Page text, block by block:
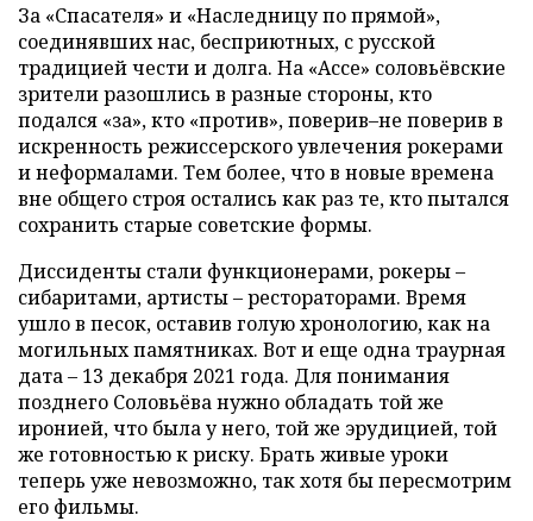
За «Спасателя» и «Наследницу по прямой»,
соединявших нас, бесприютных, с русской
традицией чести и долга. На «Ассе» соловьёвские
зрители разошлись в разные стороны, кто
подался «за», кто «против», поверив–не поверив в
искренность режиссерского увлечения рокерами
и неформалами. Тем более, что в новые времена
вне общего строя остались как раз те, кто пытался
сохранить старые советские формы.
Диссиденты стали функционерами, рокеры –
сибаритами, артисты – рестораторами. Время
ушло в песок, оставив голую хронологию, как на
могильных памятниках. Вот и еще одна траурная
дата – 13 декабря 2021 года. Для понимания
позднего Соловьёва нужно обладать той же
иронией, что была у него, той же эрудицией, той
же готовностью к риску. Брать живые уроки
теперь уже невозможно, так хотя бы пересмотрим
его фильмы.